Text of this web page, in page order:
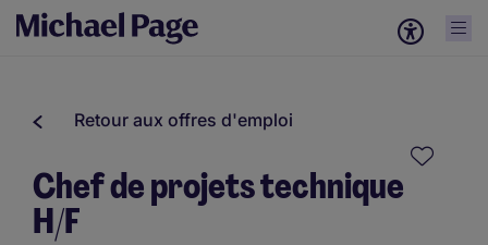
Retour aux offres d'emploi
Chef de projets technique
H/F